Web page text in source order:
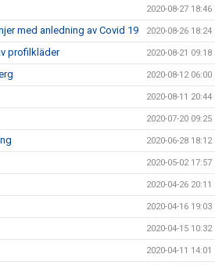
2020-08-27 18:46
med anledning av Covid 19 2020-08-26 18:24
profilkläder 2020-08-21 09:18
2020-08-12 06:00
2020-08-11 20:44
2020-07-20 09:25
2020-06-28 18:12
2020-05-02 17:57
2020-04-26 20:11
2020-04-16 19:03
2020-04-15 10:32
2020-04-11 14:01